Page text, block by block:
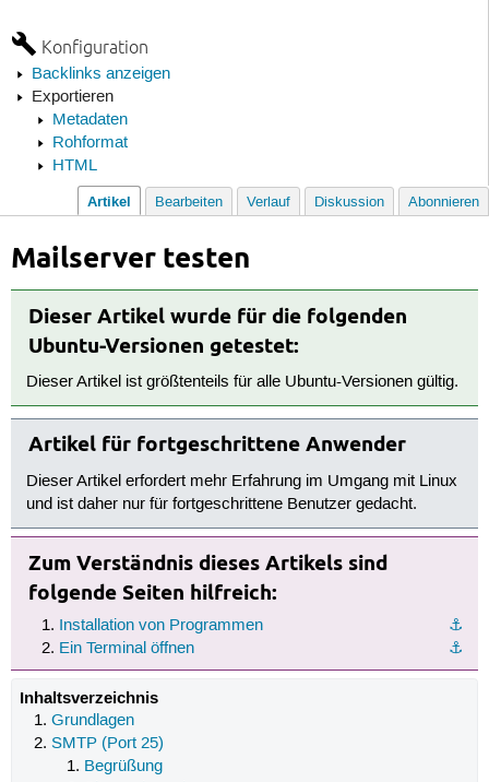
Konfiguration
Backlinks anzeigen
Exportieren
Metadaten
Rohformat
HTML
Artikel Bearbeiten Verlauf Diskussion Abonnieren
Mailserver testen
Dieser Artikel wurde für die folgenden
Ubuntu-Versionen getestet:
Dieser Artikel ist größtenteils für alle Ubuntu-Versionen gültig.
Artikel für fortgeschrittene Anwender
Dieser Artikel erfordert mehr Erfahrung im Umgang mit Linux
und ist daher nur für fortgeschrittene Benutzer gedacht.
Zum Verständnis dieses Artikels sind
folgende Seiten hilfreich:
⚓︎
Installation von Programmen
⚓︎
Ein Terminal öffnen
Inhaltsverzeichnis
Grundlagen
SMTP (Port 25)
Begrüßung